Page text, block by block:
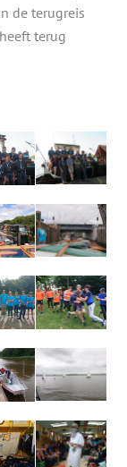
de terugreis
terug